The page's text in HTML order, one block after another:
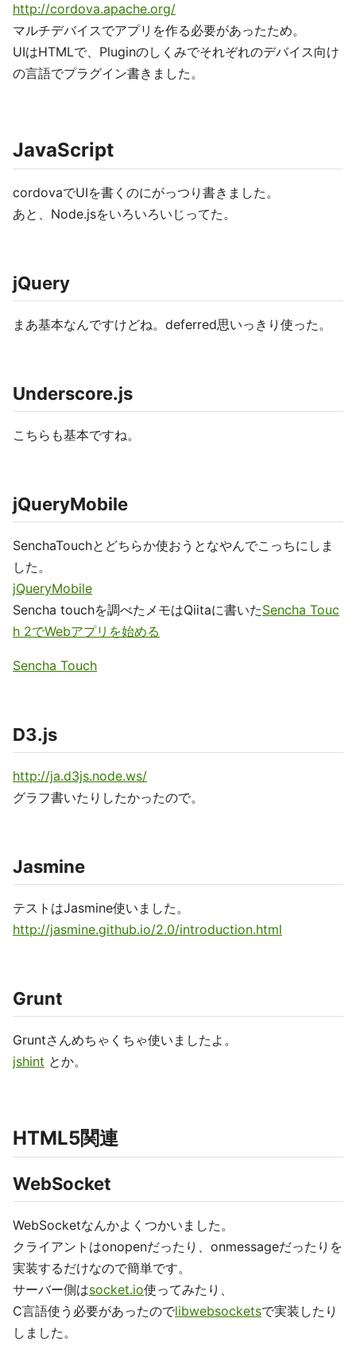
http://cordova.apache.org/
マルチデバイスでアプリを作る必要があったため。
UIはHTMLで、Pluginのしくみでそれぞれのデバイス向け
の言語でプラグイン書きました。
JavaScript
cordovaでUIを書くのにがっつり書きました。
あと、Node.jsをいろいろいじってた。
jQuery
まあ基本なんですけどね。deferred思いっきり使った。
Underscore.js
こちらも基本ですね。
jQueryMobile
SenchaTouchとどちらか使おうとなやんでこっちにしま
した。
jQueryMobile
Sencha touchを調べたメモはQiitaに書いたSencha Touc
h 2でWebアプリを始める
Sencha Touch
D3.js
http://ja.d3js.node.ws/
グラフ書いたりしたかったので。
Jasmine
テストはJasmine使いました。
http://jasmine.github.io/2.0/introduction.html
Grunt
Gruntさんめちゃくちゃ使いましたよ。
jshint とか。
HTML5関連
WebSocket
WebSocketなんかよくつかいました。
クライアントはonopenだったり、onmessageだったりを
実装するだけなので簡単です。
サーバー側はsocket.io使ってみたり、
C言語使う必要があったのでlibwebsocketsで実装したり
しました。